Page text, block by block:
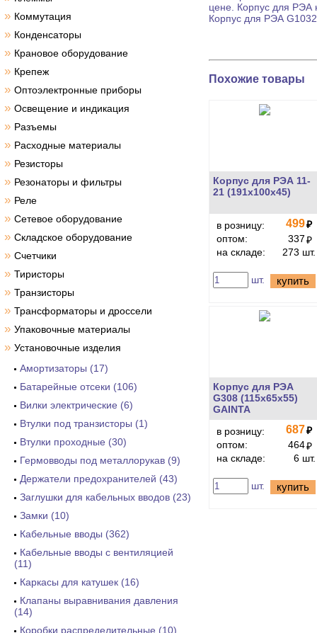
» Коммутация
» Конденсаторы
» Крановое оборудование
» Крепеж
» Оптоэлектронные приборы
» Освещение и индикация
» Разъемы
» Расходные материалы
» Резисторы
» Резонаторы и фильтры
» Реле
» Сетевое оборудование
» Складское оборудование
» Счетчики
» Тиристоры
» Транзисторы
» Трансформаторы и дроссели
» Упаковочные материалы
» Установочные изделия
Амортизаторы (17)
Батарейные отсеки (106)
Вилки электрические (6)
Втулки под транзисторы (1)
Втулки проходные (30)
Гермовводы под металлорукав (9)
Держатели предохранителей (43)
Заглушки для кабельных вводов (23)
Замки (10)
Кабельные вводы (362)
Кабельные вводы с вентиляцией
(11)
Каркасы для катушек (16)
Клапаны выравнивания давления
(14)
Коробки распределительные (10)
цене. Корпус для РЭА
Корпус для РЭА
Похожие товары
Корпус для РЭА 11-
21 (191х100х45)
в розницу: 499₽
оптом:
337₽
на складе:
273 шт.
шт. купить
Корпус для РЭА
G308 (115х65х55)
GAINTA
в розницу:
687₽
оптом:
464₽
на складе:
6 шт.
шт. купить